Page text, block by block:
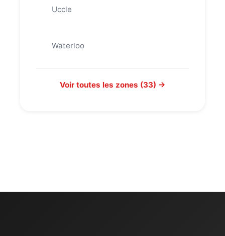
Uccle
Waterloo
Voir toutes les zones (33) →